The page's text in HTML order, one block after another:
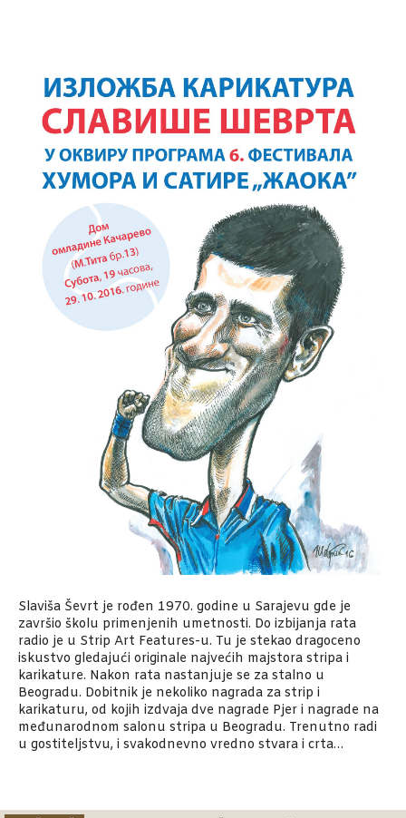
Slaviša Ševrt je rođen 1970. godine u Sarajevu gde je
završio školu primenjenih umetnosti. Do izbijanja rata
radio je u Strip Art Features-u. Tu je stekao dragoceno
iskustvo gledajući originale najvećih majstora stripa i
karikature. Nakon rata nastanjuje se za stalno u
Beogradu. Dobitnik je nekoliko nagrada za strip i
karikaturu, od kojih izdvaja dve nagrade Pjer i nagrade na
međunarodnom salonu stripa u Beogradu. Trenutno radi
u gostiteljstvu, i svakodnevno vredno stvara i crta…